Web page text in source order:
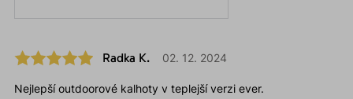
Radka K. 02. 12. 2024
Nejlepší outdoorové kalhoty v teplejší verzi ever.